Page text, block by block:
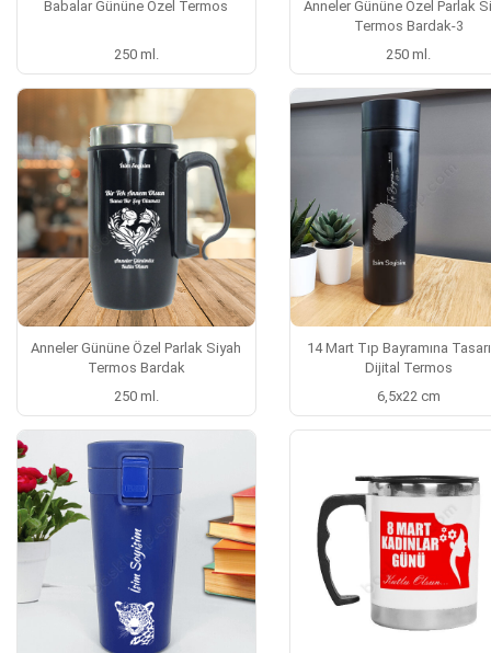
Babalar Gününe Özel Termos
250 ml.
Anneler Gününe Özel Parlak
Termos Bardak-3
250 ml.
Anneler Gününe Özel Parlak Siyah
Termos Bardak
250 ml.
14 Mart Tıp Bayramına
Dijital Termos
6,5x22 cm